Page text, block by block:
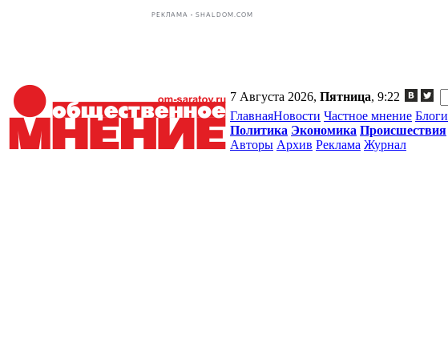
РЕКЛАМА • SHALDOM.COM
7 Августа 2026, Пятница, 9:22
ГлавнаяНовости Частное мнение Блоги
Политика Экономика Происшествия
Авторы Архив Реклама Журнал